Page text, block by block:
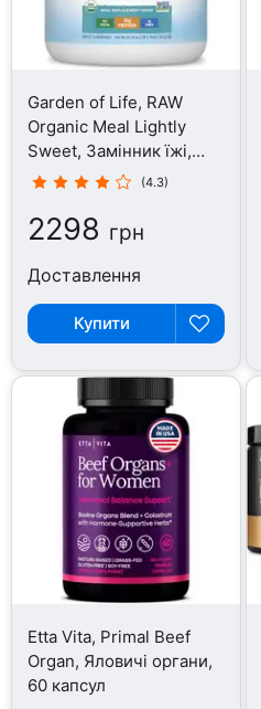
Garden of Life, RAW
Organic Meal Lightly
Sweet, Замінник їжі,
532 г
(4.3)
2298 грн
Доставлення
Купити
Etta Vita, Primal Beef
Organ, Яловичі органи,
60 капсул